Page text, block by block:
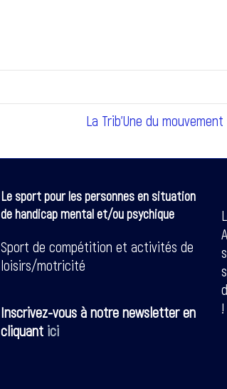
La Trib’Une du
Le sport pour les personnes en situation
de handicap mental et/ou psychique
Sport de compétition et activités de
loisirs/motricité
Inscrivez-vous à notre newsletter en
cliquant ici
!